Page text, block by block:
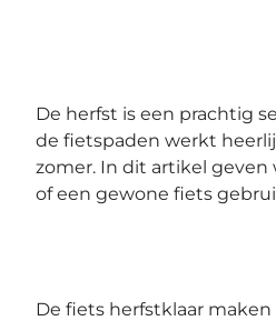
De herfst is een prachtig
de fietspaden werkt
zomer. In dit artikel
of een gewone fiets
De fiets herfstklaar maken